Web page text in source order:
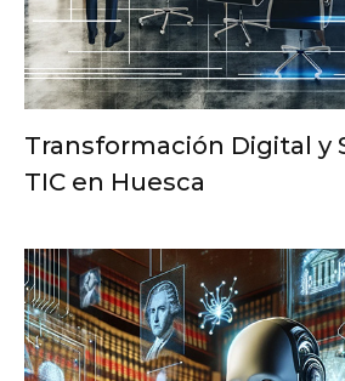
Transformación Digital y
TIC en Huesca